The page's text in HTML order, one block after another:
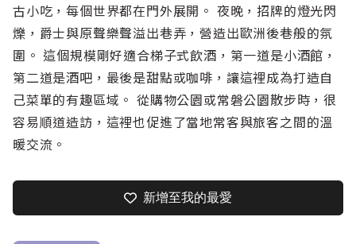
古小吃，每個世界都在門外展開。 夜晚，招牌的燈光閃
爍，爵士與原聲樂聲溢出巷弄，營造出歐洲後巷般的氛
圍。 這個規模剛好適合梯子式飲酒，第一道是小酒館，
第二道是酒吧，最後是甜點或咖啡，讓這裡成為打造自
己菜單的有趣區域。 從購物公園或常磐公園散步時，很
容易順道造訪，這裡也促進了當地常客與旅客之間的溫
暖交流。
新增至我的最愛